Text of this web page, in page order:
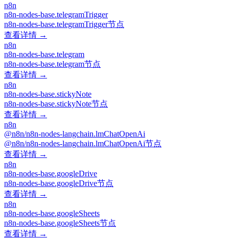
n8n
n8n-nodes-base.telegramTrigger
n8n-nodes-base.telegramTrigger节点
查看详情 →
n8n
n8n-nodes-base.telegram
n8n-nodes-base.telegram节点
查看详情 →
n8n
n8n-nodes-base.stickyNote
n8n-nodes-base.stickyNote节点
查看详情 →
n8n
@n8n/n8n-nodes-langchain.lmChatOpenAi
@n8n/n8n-nodes-langchain.lmChatOpenAi节点
查看详情 →
n8n
n8n-nodes-base.googleDrive
n8n-nodes-base.googleDrive节点
查看详情 →
n8n
n8n-nodes-base.googleSheets
n8n-nodes-base.googleSheets节点
查看详情 →